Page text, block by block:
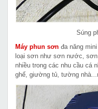
Súng
Máy phun sơn đa năng
loại sơn như sơn nước,
nhiều trong các nhu cầu cá
ghế, giường tủ, tường